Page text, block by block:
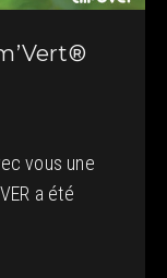
vous une
a été